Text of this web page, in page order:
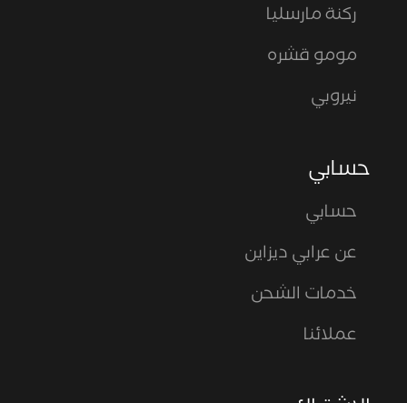
ركنة مارسليا
مومو قشره
نيروبي
حسابي
حسابي
عن عرابي ديزاين
خدمات الشحن
عملائنا